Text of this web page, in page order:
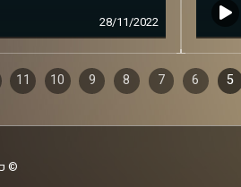
28/11/2022
5
6
7
8
9
10
11
©